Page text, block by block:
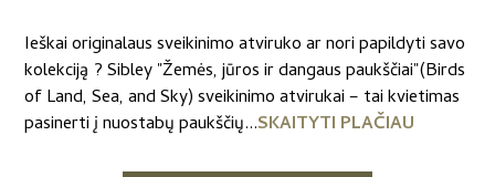
Ieškai originalaus sveikinimo atviruko ar nori papildyti savo
kolekciją ? Sibley "Žemės, jūros ir dangaus paukščiai"(Birds
of Land, Sea, and Sky) sveikinimo atvirukai – tai kvietimas
pasinerti į nuostabų paukščių...SKAITYTI PLAČIAU